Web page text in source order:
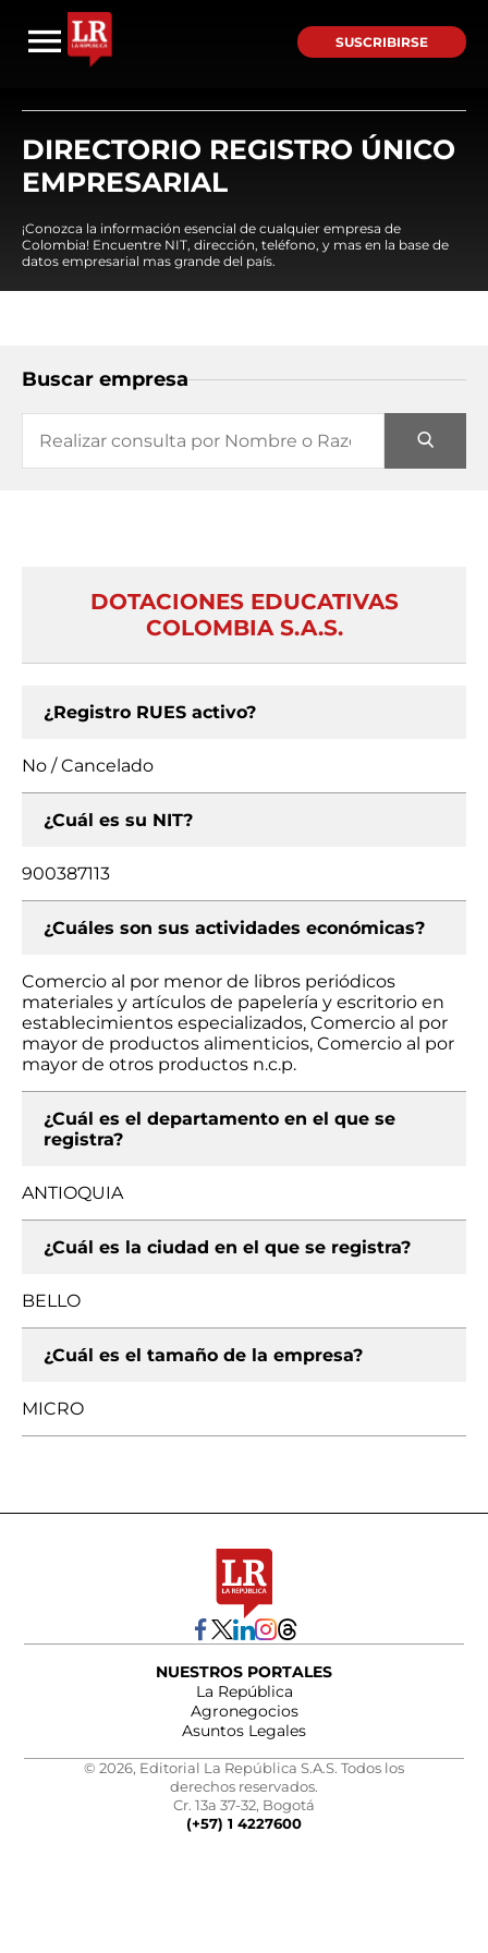
SUSCRIBIRSE
DIRECTORIO REGISTRO ÚNICO
EMPRESARIAL
¡Conozca la información esencial de cualquier empresa de
Colombia! Encuentre NIT, dirección, teléfono, y mas en la base de
datos empresarial mas grande del país.
Buscar empresa
DOTACIONES EDUCATIVAS
COLOMBIA S.A.S.
¿Registro RUES activo?
No / Cancelado
¿Cuál es su NIT?
900387113
¿Cuáles son sus actividades económicas?
Comercio al por menor de libros periódicos
materiales y artículos de papelería y escritorio en
establecimientos especializados, Comercio al por
mayor de productos alimenticios, Comercio al por
mayor de otros productos n.c.p.
¿Cuál es el departamento en el que se
registra?
ANTIOQUIA
¿Cuál es la ciudad en el que se registra?
BELLO
¿Cuál es el tamaño de la empresa?
MICRO
NUESTROS PORTALES
La República
Agronegocios
Asuntos Legales
© 2026, Editorial La República S.A.S. Todos los
derechos reservados.
Cr. 13a 37-32, Bogotá
(+57) 1 4227600